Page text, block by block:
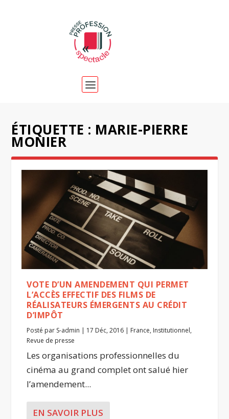
ÉTIQUETTE : MARIE-PIERRE
MONIER
VOTE D’UN AMENDEMENT QUI PERMET
L’ACCÈS EFFECTIF DES FILMS DE
RÉALISATEURS ÉMERGENTS AU CRÉDIT
D’IMPÔT
Posté par S-admin | 17 Déc, 2016 | France, Institutionnel,
Revue de presse
Les organisations professionnelles du
cinéma au grand complet ont salué hier
l’amendement...
EN SAVOIR PLUS